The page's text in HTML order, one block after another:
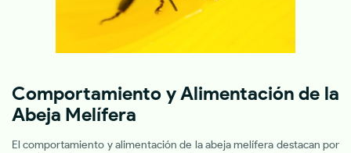
Comportamiento y Alimentación de la
Abeja Melífera
El comportamiento y alimentación de la abeja melífera destacan por